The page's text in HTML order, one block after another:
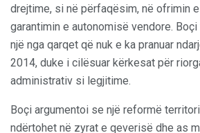
drejtime, si në përfaqësim, në ofrimin
garantimin e autonomisë vendore.
një nga qarqet që nuk e ka pranuar
2014, duke i cilësuar kërkesat për
administrativ si legjitime.
Boçi argumentoi se një reformë
ndërtohet në zyrat e qeverisë dhe as